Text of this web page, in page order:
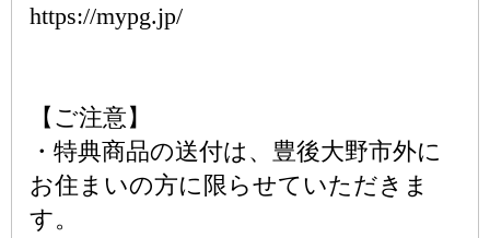
https://mypg.jp/
【ご注意】
・特典商品の送付は、豊後大野市外に
お住まいの方に限らせていただきま
す。